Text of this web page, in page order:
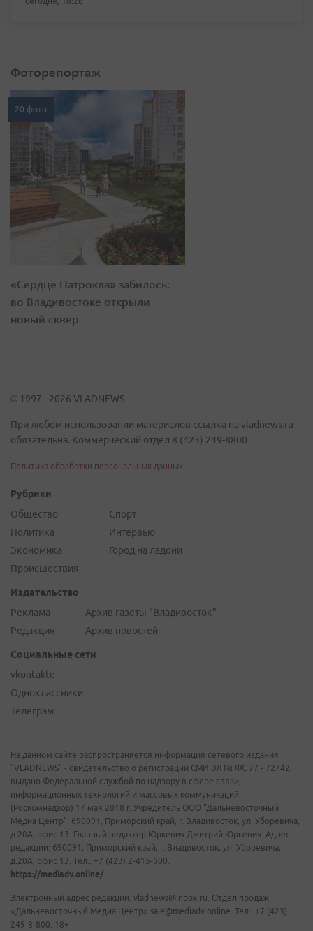
Фоторепортаж
20 фото
«Сердце Патрокла» забилось:
во Владивостоке открыли
новый сквер
© 1997 - 2026 VLADNEWS
При любом использовании материалов ссылка на vladnews.ru
обязательна. Коммерческий отдел 8 (423) 249-8800
Политика обработки персональных данных
Рубрики
Общество
Политика
Экономика
Происшествия
Спорт
Интервью
Город на ладони
Издательство
Реклама
Редакция
Архив газеты "Владивосток"
Архив новостей
Социальные сети
vkontakte
Одноклассники
Телеграм
На данном сайте распространяется информация сетевого издания
"VLADNEWS" - свидетельство о регистрации СМИ ЭЛ № ФС 77 - 72742,
выдано Федеральной службой по надзору в сфере связи,
информационных технологий и массовых коммуникаций
(Роскомнадзор) 17 мая 2018 г. Учредитель ООО "Дальневосточный
Медиа Центр". 690091, Приморский край, г. Владивосток, ул. Уборевича,
д.20А, офис 13. Главный редактор Юркевич Дмитрий Юрьевич. Адрес
редакции: 690091, Приморский край, г. Владивосток, ул. Уборевича,
д.20А, офис 13. Тел.: +7 (423) 2-415-600.
https://mediadv.online/
Электронный адрес редакции: vladnews@inbox.ru. Отдел продаж
«Дальневосточный Медиа Центр» sale@mediadv.online. Тел.: +7 (423)
249-8-800. 18+